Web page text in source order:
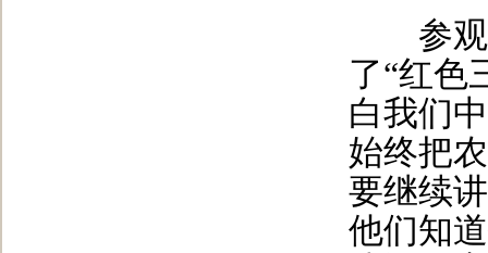
参观
了“红色
白我们
始终把
要继续
他们知